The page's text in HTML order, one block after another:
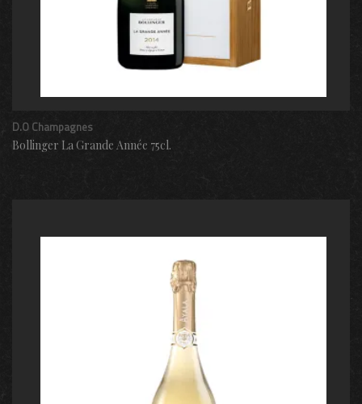
D.O Champagnes
Bollinger La Grande Année 75cl.